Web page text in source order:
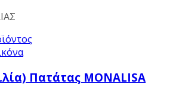
Πατάτας ΜΟΝΑLISA